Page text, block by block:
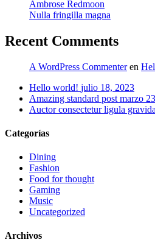
Ambrose Redmoon
Nulla fringilla magna
Recent Comments
A WordPress Commenteren
Hello world! julio 18, 2023
Amazing standard post marzo
Auctor consectetur ligula gravida
Categorías
Dining
Fashion
Food for thought
Gaming
Music
Uncategorized
Archivos